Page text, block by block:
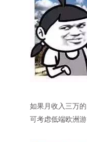
如果月收入三万的
可考虑低端欧洲游